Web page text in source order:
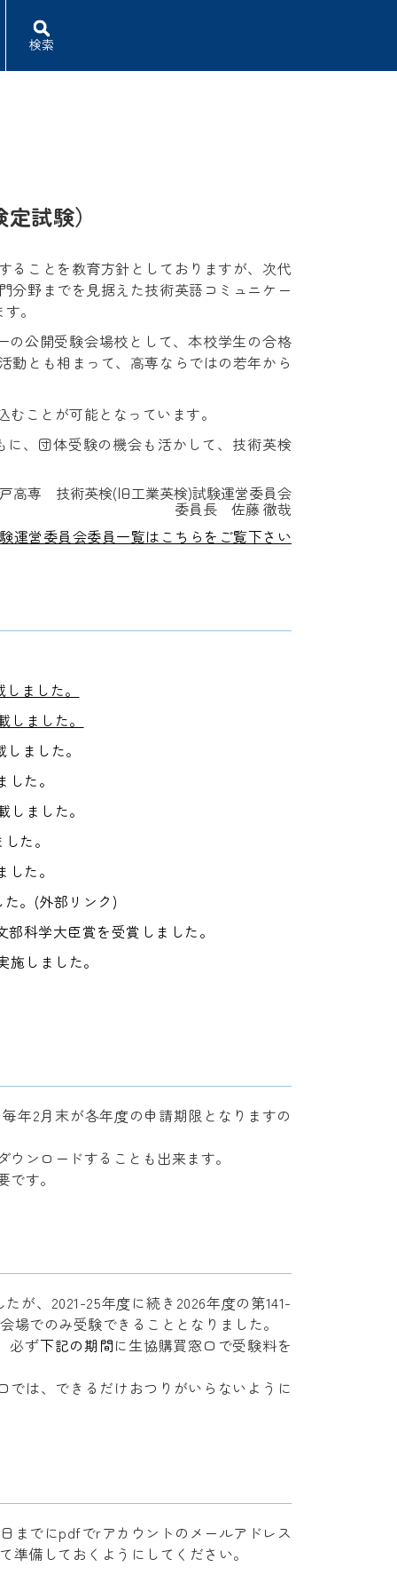
検索
試験）
ることを教育方針としておりますが、次代
分野までを見据えた技術英語コミュニケー
。
の公開受験会場校として、本校学生の合格
動とも相まって、高専ならではの若年から
むことが可能となっています。
、団体受験の機会も活かして、技術英検
高専 技術英検(旧工業英検)試験運営委員会
委員長 佐藤 徹哉
運営委員会委員一覧はこちらをご覧下さい
ました。
ました。
ました。
た。
ました。
た。
た。
。(外部リンク)
科学大臣賞を受賞しました。
しました。
年2月末が各年度の申請期限となりますの
ウンロードすることも出来ます。
す。
が、2021-25年度に続き2026年度の第141-
でのみ受験できることとなりました。
必ず下記の期間に生協購買窓口で受験料を
では、できるだけおつりがいらないように
までにpdfでrアカウントのメールアドレス
備しておくようにしてください。